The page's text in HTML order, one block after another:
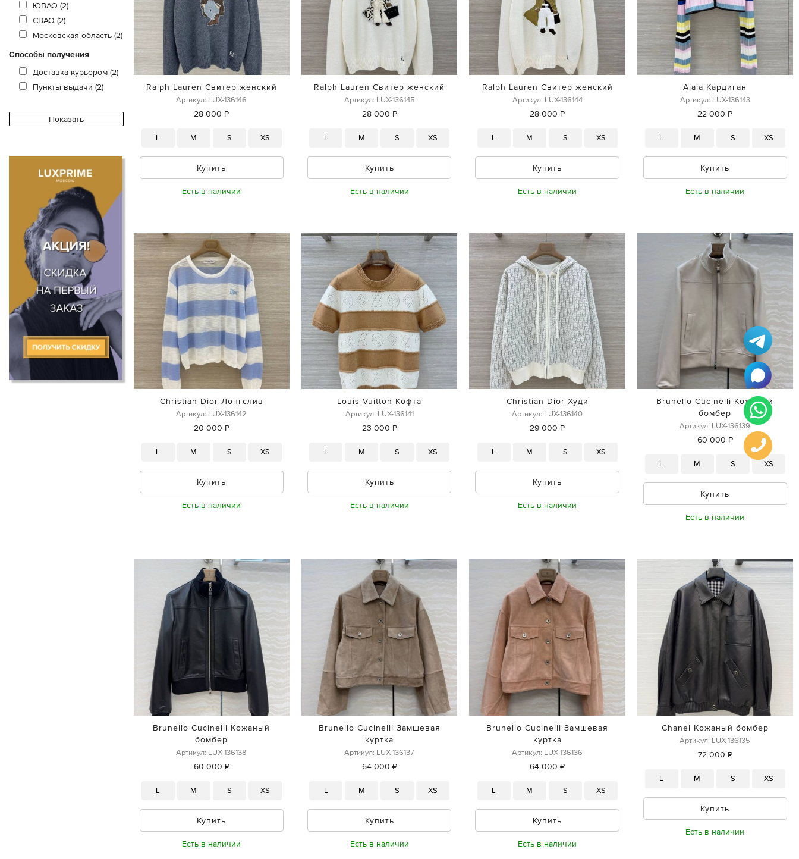
ЮВАО (2)
СВАО (2)
Московская область (2)
Способы получения
Доставка курьером (2)
Пункты выдачи (2)
Ralph Lauren Свитер женский
Артикул: LUX-136146
28 000 ₽
L M S XS
Купить
Есть в наличии
Ralph Lauren Свитер женский
Артикул: LUX-136145
28 000 ₽
L M S XS
Купить
Есть в наличии
Ralph Lauren Свитер женский
Артикул: LUX-136144
28 000 ₽
L M S XS
Купить
Есть в наличии
Alaia Кардиган
Артикул: LUX-136143
22 000 ₽
L M S XS
Купить
Есть в наличии
Christian Dior Лонгслив
Артикул: LUX-136142
20 000 ₽
L M S XS
Купить
Есть в наличии
Louis Vuitton Кофта
Артикул: LUX-136141
23 000 ₽
L M S XS
Купить
Есть в наличии
Christian Dior Худи
Артикул: LUX-136140
29 000 ₽
L M S XS
Купить
Есть в наличии
Brunello Cucinelli Кожаный
бомбер
Артикул: LUX-136139
60 000 ₽
L M S XS
Купить
Есть в наличии
Brunello Cucinelli Кожаный
бомбер
Артикул: LUX-136138
60 000 ₽
L M S XS
Купить
Есть в наличии
Brunello Cucinelli Замшевая
куртка
Артикул: LUX-136137
64 000 ₽
L M S XS
Купить
Есть в наличии
Brunello Cucinelli Замшевая
куртка
Артикул: LUX-136136
64 000 ₽
L M S XS
Купить
Есть в наличии
Chanel Кожаный бомбер
Артикул: LUX-136135
72 000 ₽
L M S XS
Купить
Есть в наличии